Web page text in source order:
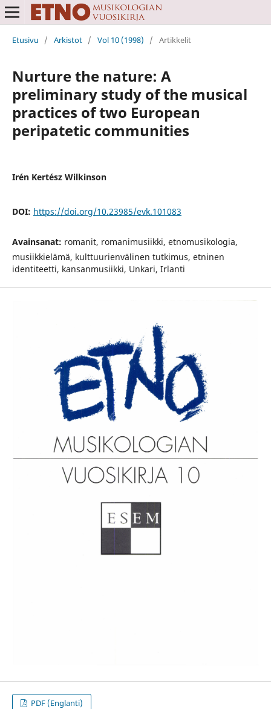
Etusivu / Arkistot / Vol 10 (1998) / Artikkelit
Nurture the nature: A
preliminary study of the musical
practices of two European
peripatetic communities
Irén Kertész Wilkinson
DOI: https://doi.org/10.23985/evk.101083
Avainsanat: romanit, romanimusiikki, etnomusikologia,
musiikkielämä, kulttuurienvälinen tutkimus, etninen
identiteetti, kansanmusiikki, Unkari, Irlanti
PDF (Englanti)